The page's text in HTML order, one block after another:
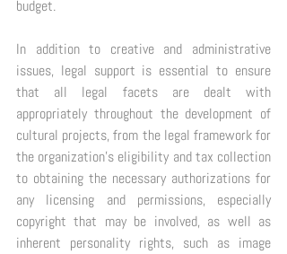
budget.
In addition to creative and administrative
issues, legal support is essential to ensure
that all legal facets are dealt with
appropriately throughout the development of
cultural projects, from the legal framework for
the organization's eligibility and tax collection
to obtaining the necessary authorizations for
any licensing and permissions, especially
copyright that may be involved, as well as
inherent personality rights, such as image